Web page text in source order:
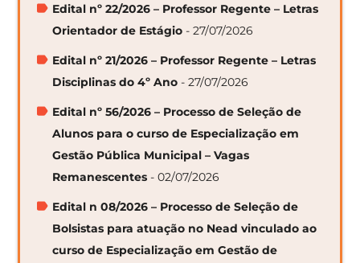
Edital nº 22/2026 – Professor Regente – Letras
Orientador de Estágio - 27/07/2026
Edital nº 21/2026 – Professor Regente – Letras
Disciplinas do 4º Ano - 27/07/2026
Edital nº 56/2026 – Processo de Seleção de
Alunos para o curso de Especialização em
Gestão Pública Municipal – Vagas
Remanescentes - 02/07/2026
Edital n 08/2026 – Processo de Seleção de
Bolsistas para atuação no Nead vinculado ao
curso de Especialização em Gestão de